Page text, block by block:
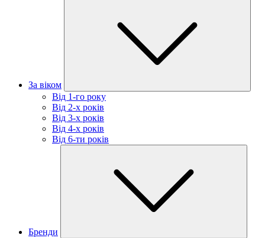
За віком
Від 1-го року
Від 2-х років
Від 3-х років
Від 4-х років
Від 6-ти років
Бренди